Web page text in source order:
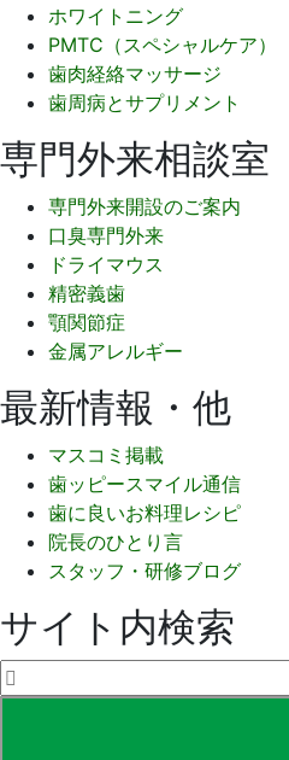
ホワイトニング
PMTC（スペシャルケア）
歯肉経絡マッサージ
歯周病とサプリメント
専門外来相談室
専門外来開設のご案内
口臭専門外来
ドライマウス
精密義歯
顎関節症
金属アレルギー
最新情報・他
マスコミ掲載
歯ッピースマイル通信
歯に良いお料理レシピ
院長のひとり言
スタッフ・研修ブログ
サイト内検索